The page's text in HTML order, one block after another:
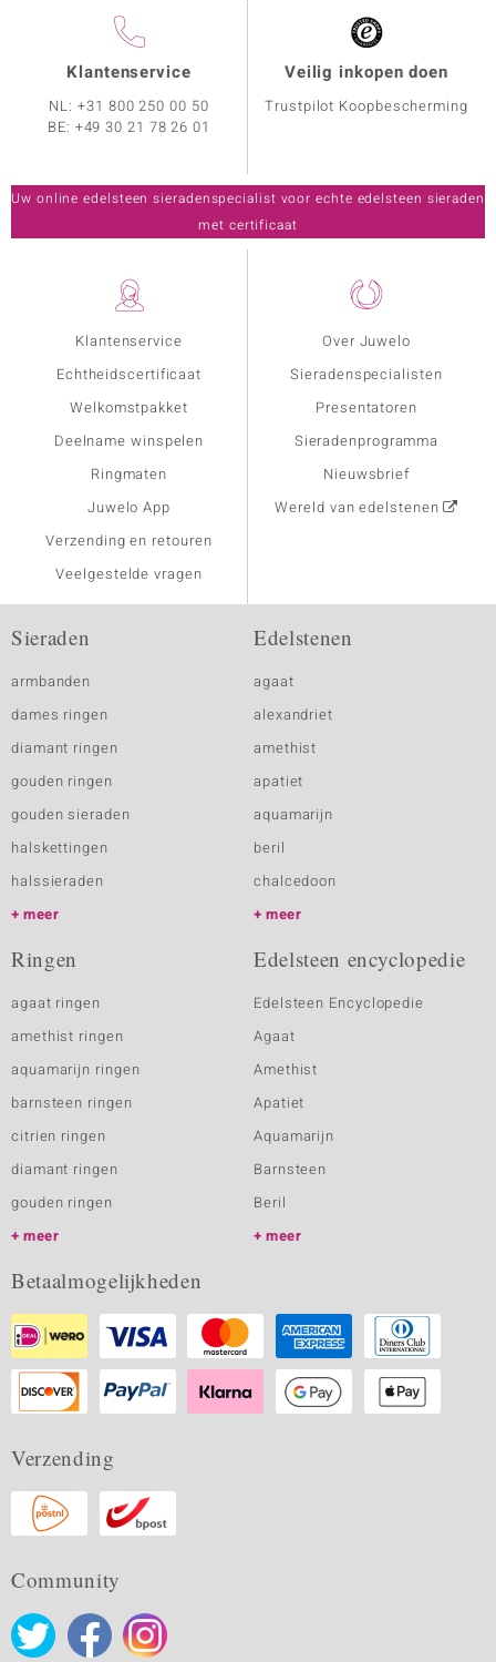
Klantenservice
Echtheidscertificaat
Welkomstpakket
Deelname winspelen
Ringmaten
Juwelo App
Verzending en retouren
Veelgestelde vragen
Over Juwelo
Sieradenspecialisten
Presentatoren
Sieradenprogramma
Nieuwsbrief
Wereld van edelstenen
Klantenservice
NL:+31 800 250 00 50
BE: +49 30 21 78 26 01
Veilig inkopen doen
Trustpilot Koopbescherming
Uw online edelsteen sieradenspecialist voor echte edelsteen sieraden
met certificaat
Sieraden
armbanden
dames ringen
diamant ringen
gouden ringen
gouden sieraden
halskettingen
halssieraden
meer
Edelstenen
agaat
alexandriet
amethist
apatiet
aquamarijn
beril
chalcedoon
meer
Ringen
agaat ringen
amethist ringen
aquamarijn ringen
barnsteen ringen
citrien ringen
diamant ringen
gouden ringen
meer
Edelsteen encyclopedie
Edelsteen Encyclopedie
Agaat
Amethist
Apatiet
Aquamarijn
Barnsteen
Beril
meer
Betaalmogelijkheden
Verzending
Community